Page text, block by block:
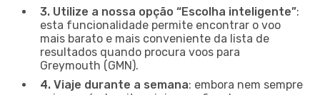
3. Utilize a nossa opção “Escolha inteligente”:
esta funcionalidade permite encontrar o voo
mais barato e mais conveniente da lista de
resultados quando procura voos para
Greymouth (GMN).
4. Viaje durante a semana: embora nem sempre